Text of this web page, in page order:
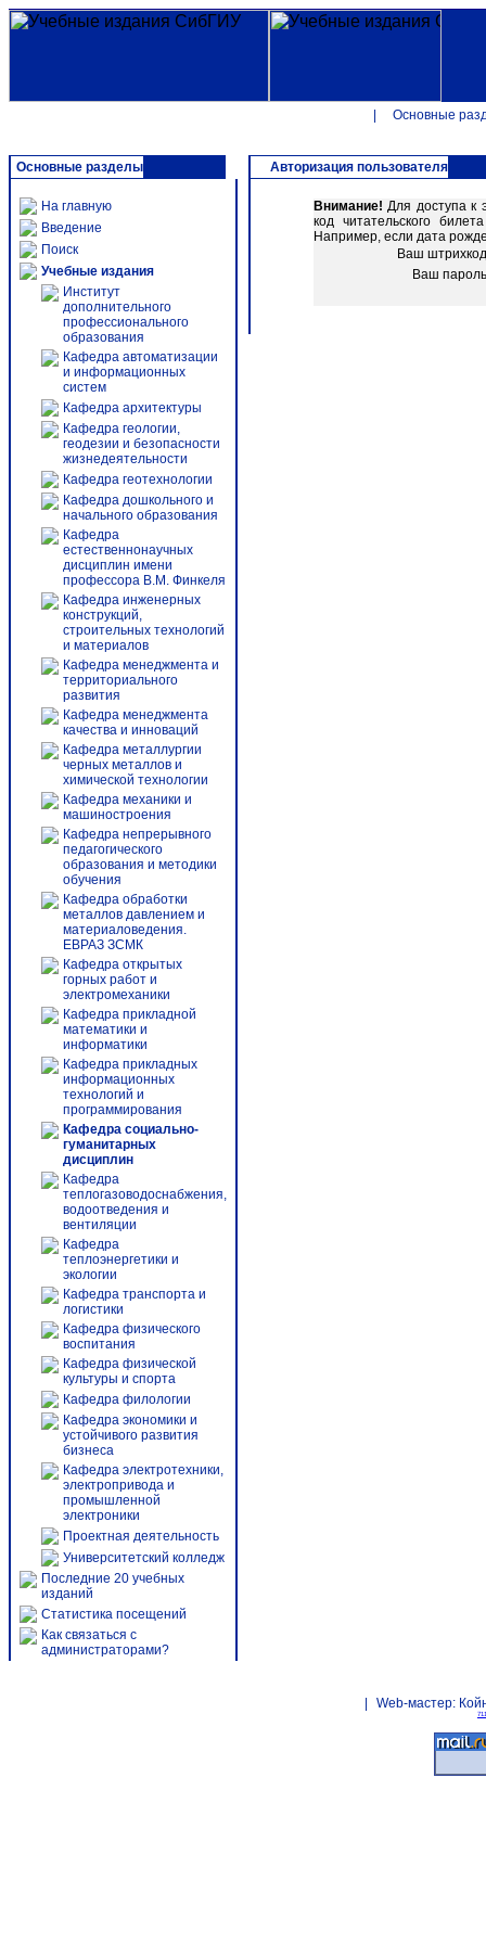
Основные
Основные разделы
На главную
Введение
Поиск
Учебные издания
Институт
дополнительного
профессионального
образования
Кафедра автоматизации
и информационных
систем
Кафедра архитектуры
Кафедра геологии,
геодезии и безопасности
жизнедеятельности
Кафедра геотехнологии
Кафедра дошкольного и
начального образования
Кафедра
естественнонаучных
дисциплин имени
профессора В.М. Финкеля
Кафедра инженерных
конструкций,
строительных технологий
и материалов
Кафедра менеджмента и
территориального
развития
Кафедра менеджмента
качества и инноваций
Кафедра металлургии
черных металлов и
химической технологии
Кафедра механики и
машиностроения
Кафедра непрерывного
педагогического
образования и методики
обучения
Кафедра обработки
металлов давлением и
материаловедения.
ЕВРАЗ ЗСМК
Кафедра открытых
горных работ и
электромеханики
Кафедра прикладной
математики и
информатики
Кафедра прикладных
информационных
технологий и
программирования
Кафедра социально-
гуманитарных
дисциплин
Кафедра
теплогазоводоснабжения,
водоотведения и
вентиляции
Кафедра
теплоэнергетики и
экологии
Кафедра транспорта и
логистики
Кафедра физического
воспитания
Кафедра физической
культуры и спорта
Кафедра филологии
Кафедра экономики и
устойчивого развития
бизнеса
Кафедра электротехники,
электропривода и
промышленной
электроники
Проектная деятельность
Университетский колледж
Последние 20 учебных
изданий
Статистика посещений
Как связаться с
администраторами?
Авторизация пользователя
Внимание! Для доступа к
код читательского
Например, если дата
Ваш
Ваш
Web-мастер: